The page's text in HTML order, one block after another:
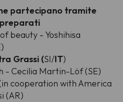
partecipano tramite
beauty - Yoshihisa
Grassi (SI/IT)
- Cecilia Martin-Löf (SE)
cooperation with America
(AR)